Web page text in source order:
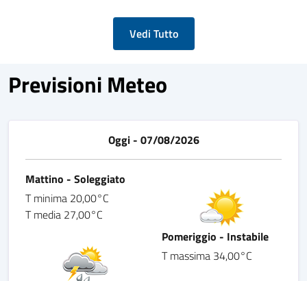
Vedi Tutto
Previsioni Meteo
Oggi - 07/08/2026
Mattino - Soleggiato
T minima 20,00°C
T media 27,00°C
Pomeriggio - Instabile
T massima 34,00°C